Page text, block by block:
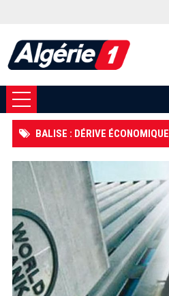
BALISE : DÉRIVE ÉCONOMIQUE